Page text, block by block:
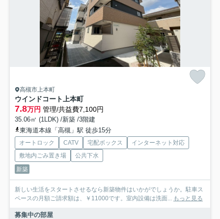
高槻市上本町
ウインドコート上本町
7.8万円 管理/共益費7,100円
35.06㎡ (1LDK) /新築 /3階建
東海道本線「高槻」駅 徒歩15分
オートロック CATV 宅配ボックス
インターネット対応
敷地内ごみ置き場
公共下水
新築
新しい生活をスタートさせるなら新築物件はいかがでしょうか。駐車ス
ペースの月額ご請求額は、￥11000です。室内設備は洗面...
もっと見る
募集中の部屋